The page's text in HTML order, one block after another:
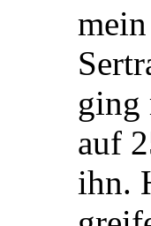
ging
auf
ihn.